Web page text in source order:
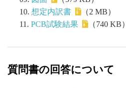
想定内訳書
（2 MB）
PCB試験結果
（740 KB）
質問書の回答について